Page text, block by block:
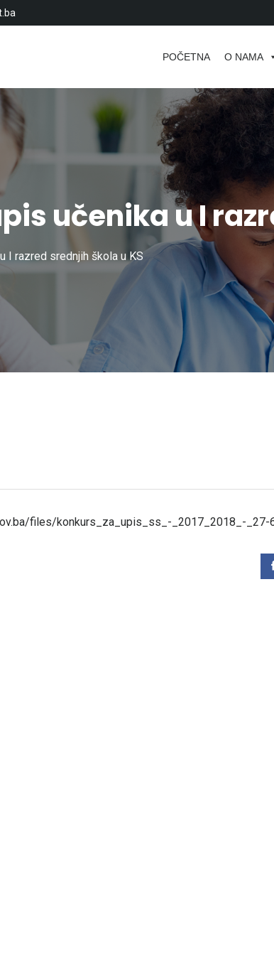
POČETNA O NAMA
učenika u I
I razred srednjih škola u KS
files/konkurs_za_upis_ss_-_2017_2018_-_27-